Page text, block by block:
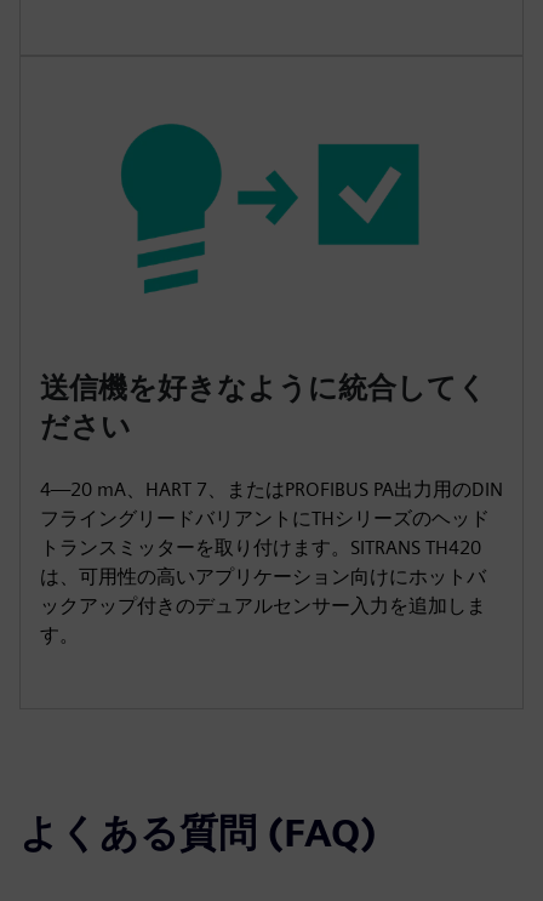
送信機を好きなように統合してく
ださい
4—20 mA、HART 7、またはPROFIBUS PA出力用のDIN
フライングリードバリアントにTHシリーズのヘッド
トランスミッターを取り付けます。SITRANS TH420
は、可用性の高いアプリケーション向けにホットバ
ックアップ付きのデュアルセンサー入力を追加しま
す。
よくある質問 (FAQ)